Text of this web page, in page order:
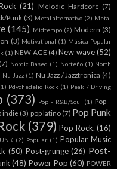
(21) Melodic Hardcore (7)
Punk (3) Metal alternativo (2) Metal
(145) Midtempo (2) Modern (3)
(3) Motivational (1) Música Popular
(1) NEW AGE (4) New wave (52)
(7) Nordic Based (1) Norteño (1) North
Nu Jazz (1) Nu Jazz / Jazztronica (4)
Pdychedelic Rock (1) Peak / Driving
(373) Pop - R&B/Soul (1) Pop -
indie (3) pop latino (7) Pop Punk
(379) Pop Rock. (16)
(2) Popular (1) Popular Music
(50) Post-grunge (26) Post-
(48) Power Pop (60) POWER